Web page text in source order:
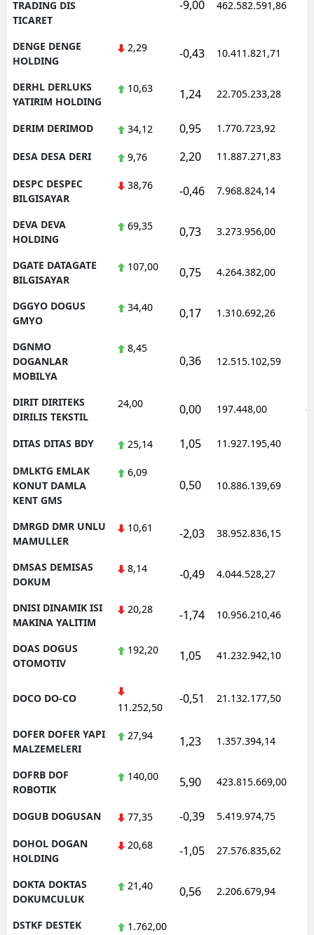
TRADING DIS
TICARET
-9,00 462.582.591,86
DENGE DENGE
HOLDING
2,29 -0,43 10.411.821,71
DERHL DERLUKS
YATIRIM HOLDING
10,63 1,24 22.705.233,28
DERIM DERIMOD 34,12 0,95 1.770.723,92
DESA DESA DERI 9,76 2,20 11.887.271,83
DESPC DESPEC
BILGISAYAR
38,76 -0,46 7.968.824,14
DEVA DEVA
HOLDING
69,35 0,73 3.273.956,00
DGATE DATAGATE
BILGISAYAR
107,00 0,75 4.264.382,00
DGGYO DOGUS
GMYO
34,40 0,17 1.310.692,26
DGNMO
DOGANLAR
MOBILYA
8,45
0,36 12.515.102,59
DIRIT DIRITEKS
DIRILIS TEKSTIL
24,00 0,00 197.448,00
DITAS DITAS BDY 25,14 1,05 11.927.195,40
DMLKTG EMLAK
KONUT DAMLA
KENT GMS
6,09
0,50 10.886.139,69
DMRGD DMR UNLU
MAMULLER
10,61 -2,03 38.952.836,15
DMSAS DEMISAS
DOKUM
8,14 -0,49 4.044.528,27
DNISI DINAMIK ISI
MAKINA YALITIM
20,28 -1,74 10.956.210,46
DOAS DOGUS
OTOMOTIV
192,20 1,05 41.232.942,10
DOCO DO-CO
11.252,50
-0,51 21.132.177,50
DOFER DOFER YAPI
MALZEMELERI
27,94 1,23 1.357.394,14
DOFRB DOF
ROBOTIK
140,00 5,90 423.815.669,00
DOGUB DOGUSAN 77,35 -0,39 5.419.974,75
DOHOL DOGAN
HOLDING
20,68 -1,05 27.576.835,62
DOKTA DOKTAS
DOKUMCULUK
21,40 0,56 2.206.679,94
DSTKF DESTEK
1.762,00